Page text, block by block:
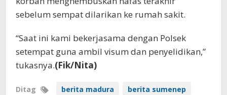
sebelum sempat dilarikan ke rumah sakit.
“Saat ini kami bekerjasama dengan Polsek
setempat guna ambil visum dan penyelidikan,”
tukasnya.(Fik/Nita)
Ditag berita madura
berita sumenep